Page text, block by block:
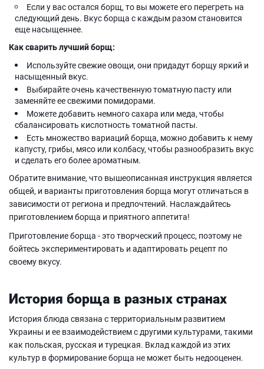
Если у вас остался борщ, то вы можете его перегреть на
следующий день. Вкус борща с каждым разом становится
еще насыщеннее.
Как сварить лучший борщ:
Используйте свежие овощи, они придадут борщу яркий и
насыщенный вкус.
Выбирайте очень качественную томатную пасту или
заменяйте ее свежими помидорами.
Можете добавить немного сахара или меда, чтобы
сбалансировать кислотность томатной пасты.
Есть множество вариаций борща, можно добавить к нему
капусту, грибы, мясо или колбасу, чтобы разнообразить вкус
и сделать его более ароматным.
Обратите внимание, что вышеописанная инструкция является
общей, и варианты приготовления борща могут отличаться в
зависимости от региона и предпочтений. Наслаждайтесь
приготовлением борща и приятного аппетита!
Приготовление борща - это творческий процесс, поэтому не
бойтесь экспериментировать и адаптировать рецепт по
своему вкусу.
История борща в разных странах
История блюда связана с территориальным развитием
Украины и ее взаимодействием с другими культурами, такими
как польская, русская и турецкая. Вклад каждой из этих
культур в формирование борща не может быть недооценен.